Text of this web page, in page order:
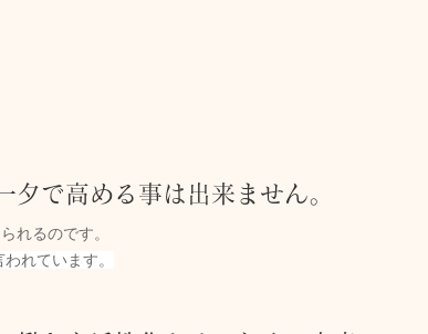
で高める事は出来ません。
れるのです。
れています。